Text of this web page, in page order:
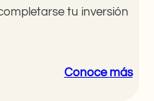
tu inversión
Conoce más